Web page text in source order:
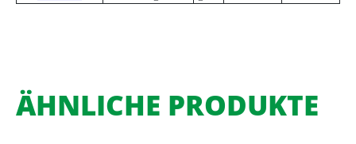
ÄHNLICHE PRODUKTE